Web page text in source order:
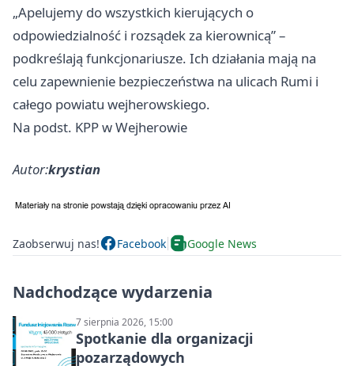
„Apelujemy do wszystkich kierujących o
odpowiedzialność i rozsądek za kierownicą” –
podkreślają funkcjonariusze. Ich działania mają na
celu zapewnienie bezpieczeństwa na ulicach Rumi i
całego powiatu wejherowskiego.
Na podst. KPP w Wejherowie
Autor:krystian
Zaobserwuj nas! Facebook Google News
Nadchodzące wydarzenia
7 sierpnia 2026, 15:00
Spotkanie dla organizacji
pozarządowych